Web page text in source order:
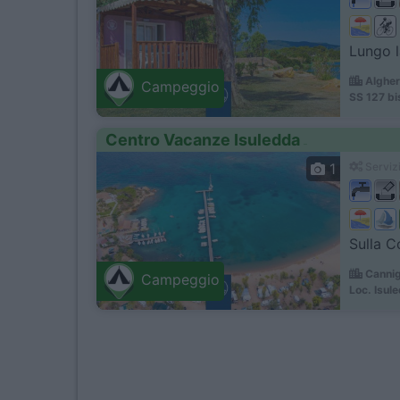
Campeggio
Lungo
SS 127
Centro Vacanze Isuledda
Campeggio
1
Sulla
Loc.